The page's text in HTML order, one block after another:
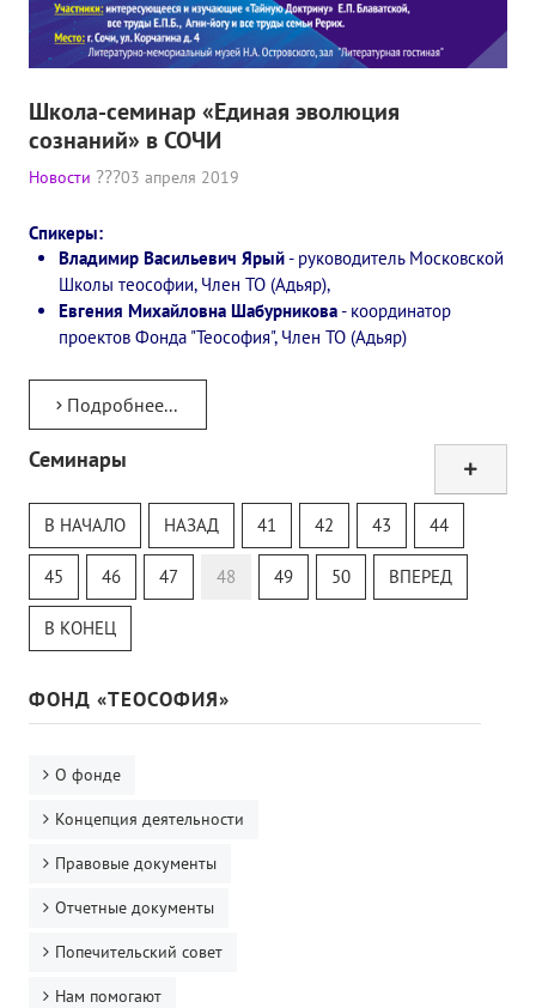
Школа-семинар «Единая эволюция
сознаний» в СОЧИ
Новости 03 апреля 2019
Спикеры:
Владимир Васильевич Ярый- руководитель Московской
Школы теософии, Член ТО (Адьяр),
Евгения Михайловна Шабурникова- координатор
проектов Фонда "Теософия", Член ТО (Адьяр)
Подробнее...
Семинары
Теософский Квизи
Тайная Доктрина
Онлайн-класс
В НАЧАЛО НАЗАД 41 42 43 44
45 46 47 48 49 50 ВПЕРЕД
В КОНЕЦ
ФОНД «ТЕОСОФИЯ»
О фонде
Концепция деятельности
Правовые документы
Отчетные документы
Попечительский совет
Нам помогают